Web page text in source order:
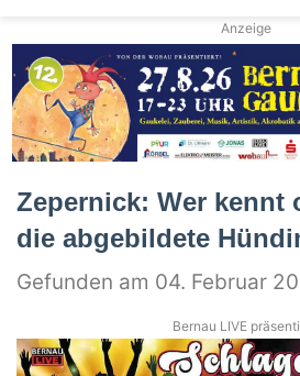
Anzeige
Zepernick: Wer kennt
die abgebildete
Gefunden am 04. Februar
Bernau LIVE